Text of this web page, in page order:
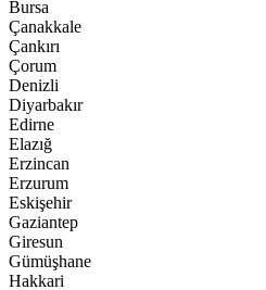
Bursa
Çanakkale
Çankırı
Çorum
Denizli
Diyarbakır
Edirne
Elazığ
Erzincan
Erzurum
Eskişehir
Gaziantep
Giresun
Gümüşhane
Hakkari